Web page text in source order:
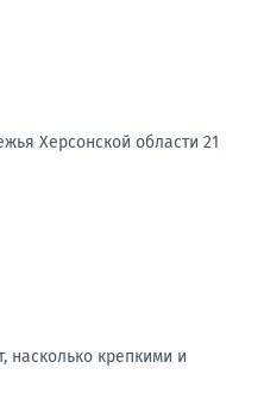
Херсонской области 21
насколько крепкими и